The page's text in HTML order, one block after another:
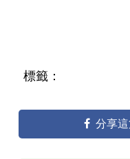
標籤：
分享這